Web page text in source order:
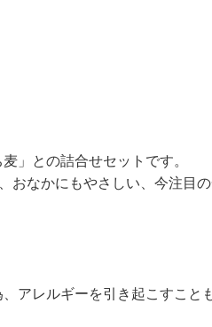
」との詰合せセットです。
おなかにもやさしい、今注目
アレルギーを引き起こすこと